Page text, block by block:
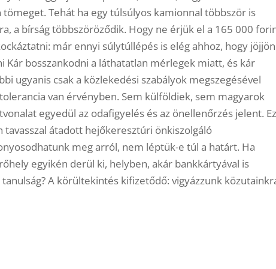
Tehát ha egy túlsúlyos kamionnal többször is
a bírság többszöröződik. Hogy ne érjük el a 165 000
már ennyi súlytúllépés is elég ahhoz, hogy
bosszankodni a láthatatlan mérlegek miatt, és kár
ugyanis csak a közlekedési szabályok megszegésével
van érvényben. Sem külföldiek, sem magyarok
egyedül az odafigyelés és az önellenőrzés jelent. Ez
átadott hejőkeresztúri önkiszolgáló
meg arról, nem léptük-e túl a határt. Ha
egyikén derül ki, helyben, akár bankkártyával is
A körültekintés kifizetődő: vigyázzunk